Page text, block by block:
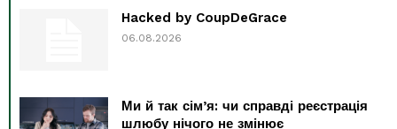
Hacked by CoupDeGrace
06.08.2026
Ми й так сім’я: чи справді реєстрація
шлюбу нічого не змінює